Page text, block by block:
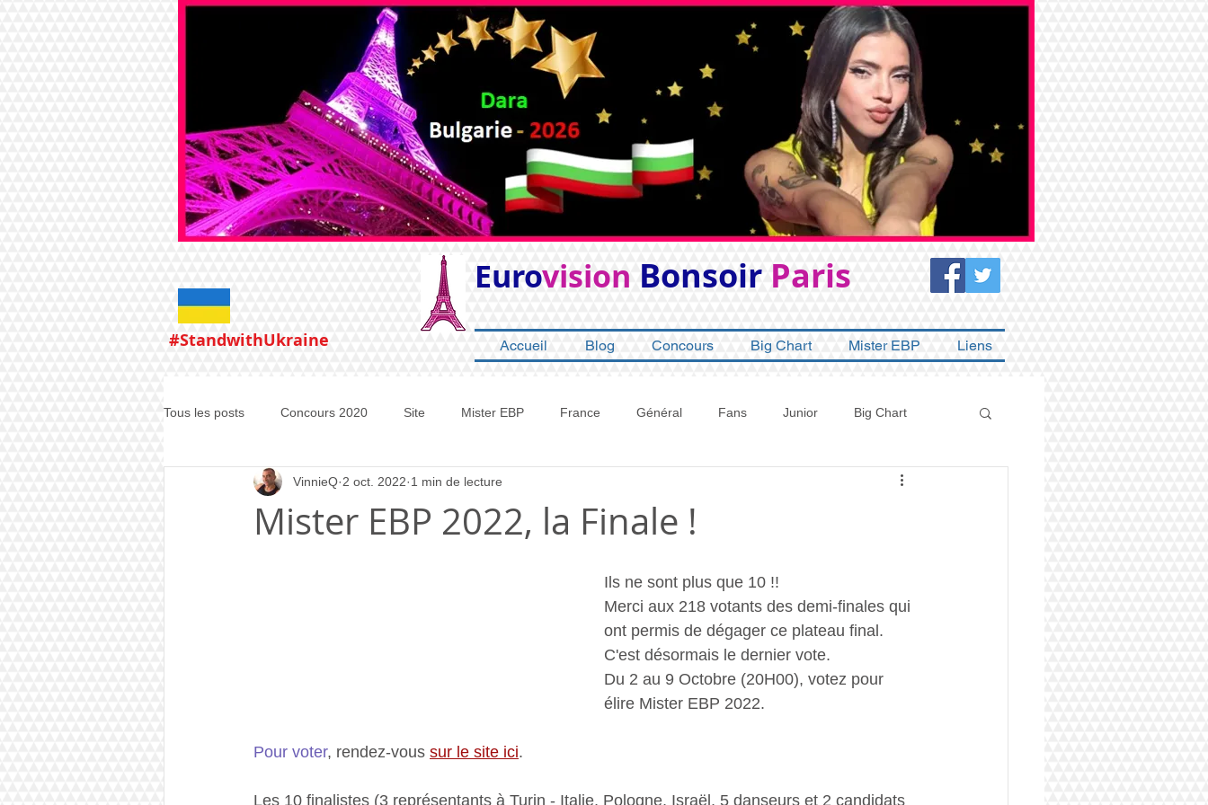
#StandwithUkraine
Eurovision Bonsoir Paris
Accueil Blog Concours Big Chart Mister EBP Liens
Tous les posts Concours 2020 Site Mister EBP France Général Fans Junior Big Chart
Concours 2021 Concours 2022 Concours 2023 Concours 2026
Mister EBP 2022, la Finale !
VinnieQ 2 oct. 2022 1 min de lecture
Ils ne sont plus que 10 !!
Merci aux 218 votants des demi-finales qui
ont permis de dégager ce plateau final.
C'est désormais le dernier vote.
Du 2 au 9 Octobre (20H00), votez pour
élire Mister EBP 2022.
Pour voter, rendez-vous sur le site ici.
Les 10 finalistes (3 représentants à Turin - Italie, Pologne, Israël, 5 danseurs et 2 candidats